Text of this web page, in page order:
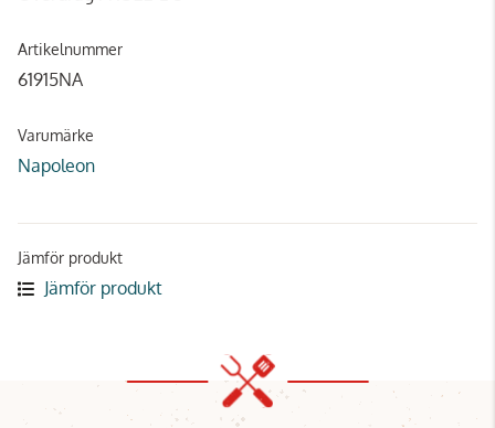
Artikelnummer
61915NA
Varumärke
Napoleon
Jämför produkt
Jämför produkt